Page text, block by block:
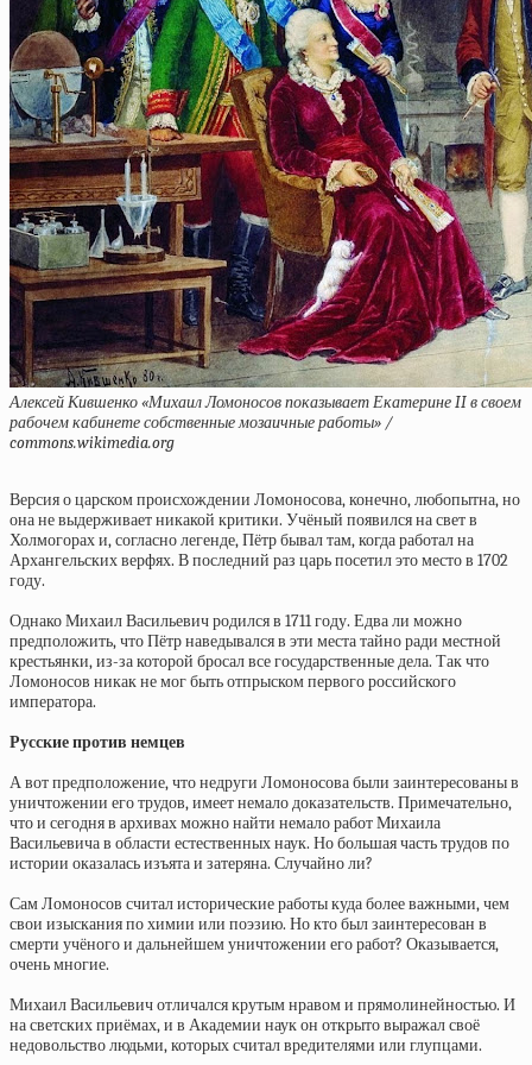
Алексей Кившенко «Михаил Ломоносов показывает Екатерине II в своем
рабочем кабинете собственные мозаичные работы» /
commons.wikimedia.org
Версия о царском происхождении Ломоносова, конечно, любопытна, но
она не выдерживает никакой критики. Учёный появился на свет в
Холмогорах и, согласно легенде, Пётр бывал там, когда работал на
Архангельских верфях. В последний раз царь посетил это место в 1702
году.
Однако Михаил Васильевич родился в 1711 году. Едва ли можно
предположить, что Пётр наведывался в эти места тайно ради местной
крестьянки, из-за которой бросал все государственные дела. Так что
Ломоносов никак не мог быть отпрыском первого российского
императора.
Русские против немцев
А вот предположение, что недруги Ломоносова были заинтересованы в
уничтожении его трудов, имеет немало доказательств. Примечательно,
что и сегодня в архивах можно найти немало работ Михаила
Васильевича в области естественных наук. Но большая часть трудов по
истории оказалась изъята и затеряна. Случайно ли?
Сам Ломоносов считал исторические работы куда более важными, чем
свои изыскания по химии или поэзию. Но кто был заинтересован в
смерти учёного и дальнейшем уничтожении его работ? Оказывается,
очень многие.
Михаил Васильевич отличался крутым нравом и прямолинейностью. И
на светских приёмах, и в Академии наук он открыто выражал своё
недовольство людьми, которых считал вредителями или глупцами.